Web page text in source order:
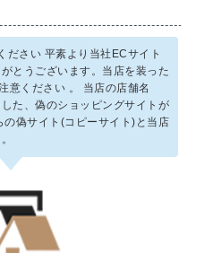
ださい 平素より当社ECサイト
とうございます。当店を装った
意ください 。 当店の店舗名
た、偽のショッピングサイトが
偽サイト(コピーサイト)と当店